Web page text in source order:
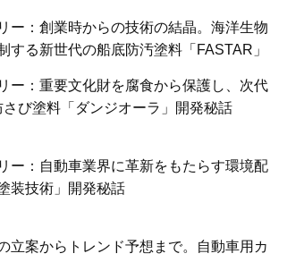
ー：創業時からの技術の結晶。海洋生物
する新世代の船底防汚塗料「FASTAR」
ー：重要文化財を腐食から保護し、次代
び塗料「ダンジオーラ」開発秘話
ー：自動車業界に革新をもたらす環境配
装技術」開発秘話
立案からトレンド予想まで。自動車用カ